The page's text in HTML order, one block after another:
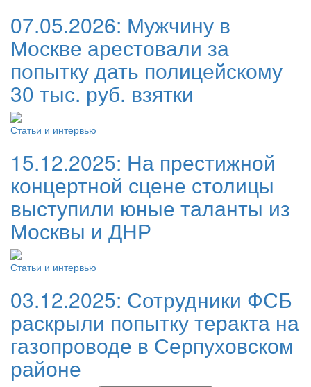
07.05.2026: Мужчину в
Москве арестовали за
попытку дать полицейскому
30 тыс. руб. взятки
Статьи и интервью
15.12.2025: На престижной
концертной сцене столицы
выступили юные таланты из
Москвы и ДНР
Статьи и интервью
03.12.2025: Сотрудники ФСБ
раскрыли попытку теракта на
газопроводе в Серпуховском
районе